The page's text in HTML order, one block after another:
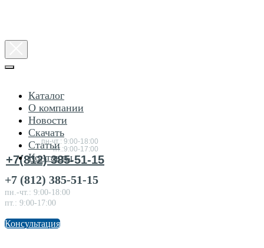
Консультация
по товарам
пн-чт.: 9:00-18:00
пт.:9:00-17:00
+7(812) 385-51-15
Каталог
О компании
Новости
Скачать
Статьи
Контакты
+7 (812) 385-51-15
пн.-чт.: 9:00-18:00
пт.: 9:00-17:00
Консультация